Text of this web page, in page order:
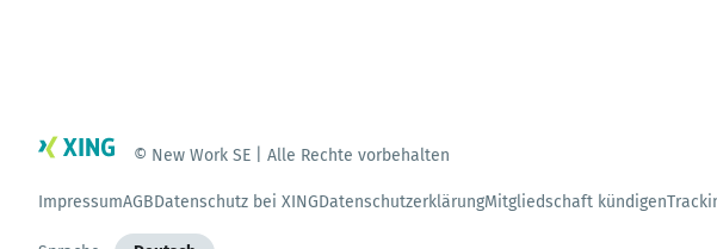
© New Work SE | Alle Rechte vorbehalten
ImpressumAGBDatenschutz bei XINGDatenschutzerklärungMitgliedschaft kündigen